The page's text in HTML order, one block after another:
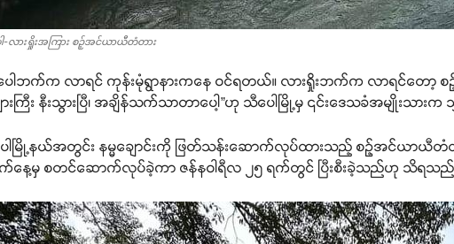
-လားရှိုးအကြား စဉ့်အင်ယာယီတံတား
ေါဘက်က လာရင် ကုန်းမုံရွာနားကနေ ဝင်ရတယ်။ လားရှိုးဘက်က လာရင်တော့
ားကြီး နီးသွားပြီ၊ အချိန်သက်သာတာပေါ့”ဟု သီပေါမြို့မှ ၎င်းဒေသခံအမျိုးသ
ါမြို့နယ်အတွင်း နမ္မချောင်းကို ဖြတ်သန်းဆောက်လုပ်ထားသည့် စဉ့်အင်ယာယီတံတား
နေ့မှ စတင်ဆောက်လုပ်ခဲ့ကာ ဇန်နဝါရီလ ၂၅ ရက်တွင် ပြီးစီးခဲ့သည်ဟု သိရသည်